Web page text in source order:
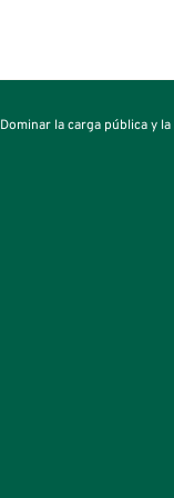
Dominar la carga pública y